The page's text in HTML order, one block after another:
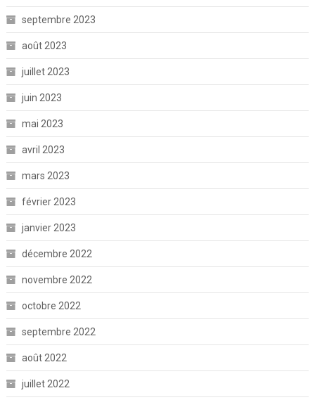
septembre 2023
août 2023
juillet 2023
juin 2023
mai 2023
avril 2023
mars 2023
février 2023
janvier 2023
décembre 2022
novembre 2022
octobre 2022
septembre 2022
août 2022
juillet 2022